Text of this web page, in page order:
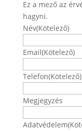
Ez a mező az
hagyni.
Név(Kötelező)
Email(Kötelező)
Telefon(Kötelező)
Megjegyzés
Adatvédelem